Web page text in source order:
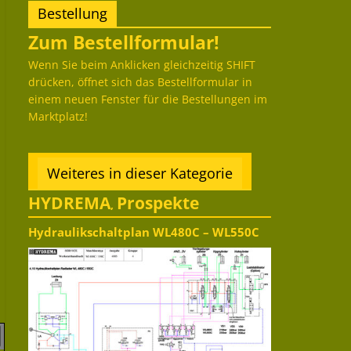
Bestellung
Zum Bestellformular!
Wenn Sie beim Anklicken gleichzeitig SHIFT
drücken, öffnet sich das Bestellformular in
einem neuen Fenster für die Bestellungen im
Marktplatz!
Weiteres in dieser Kategorie
HYDREMA, Prospekte
Hydraulikschaltplan WL480C – WL550C